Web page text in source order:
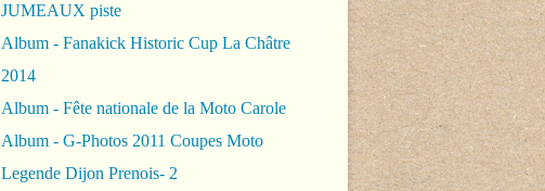
JUMEAUX piste
Album - Fanakick Historic Cup La Châtre
2014
Album - Fête nationale de la Moto Carole
Album - G-Photos 2011 Coupes Moto
Legende Dijon Prenois- 2